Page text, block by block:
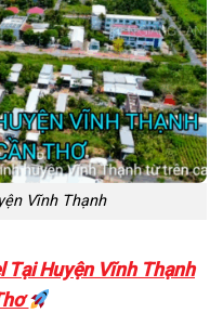
Vĩnh Thạnh
Tại Huyện Vĩnh Thạnh